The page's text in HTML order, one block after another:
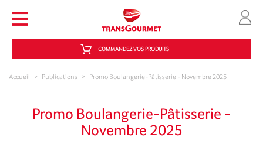
COMMANDEZ VOS PRODUITS
Accueil > Publications > Promo Boulangerie-Pâtisserie - Novembre 2025
Promo Boulangerie-Pâtisserie -
Novembre 2025